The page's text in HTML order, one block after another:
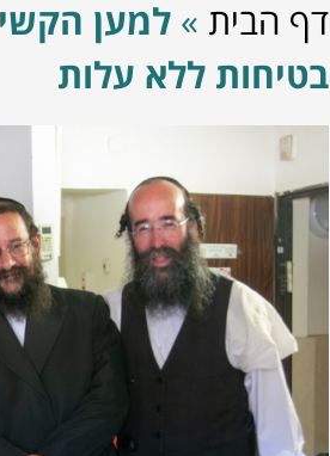
דף הבית »למען
בטיחות ללא עלות